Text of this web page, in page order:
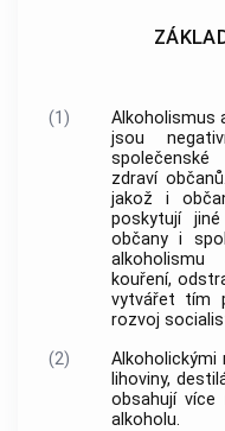
(1)
Alkoholismus
jsou
zdraví
jakož i
poskytují
občany i
kouření,
vytvářet tím
rozvoj
(2)
lihoviny,
obsahují
alkoholu.